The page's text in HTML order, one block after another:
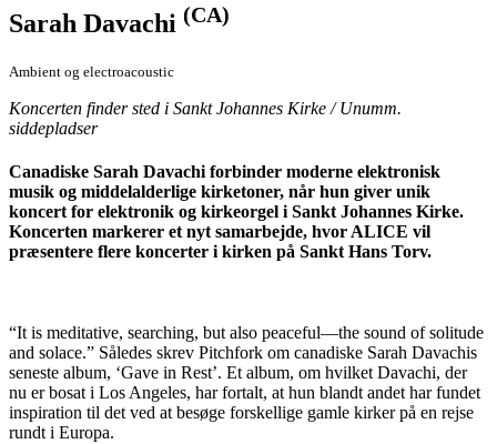
Sarah Davachi (CA)
Ambient og electroacoustic
Koncerten finder sted i Sankt Johannes Kirke / Unumm.
siddepladser
Canadiske Sarah Davachi forbinder moderne elektronisk
musik og middelalderlige kirketoner, når hun giver unik
koncert for elektronik og kirkeorgel i Sankt Johannes Kirke.
Koncerten markerer et nyt samarbejde, hvor ALICE vil
præsentere flere koncerter i kirken på Sankt Hans Torv.
“It is meditative, searching, but also peaceful—the sound of solitude
and solace.” Således skrev Pitchfork om canadiske Sarah Davachis
seneste album, ‘Gave in Rest’. Et album, om hvilket Davachi, der
nu er bosat i Los Angeles, har fortalt, at hun blandt andet har fundet
inspiration til det ved at besøge forskellige gamle kirker på en rejse
rundt i Europa.